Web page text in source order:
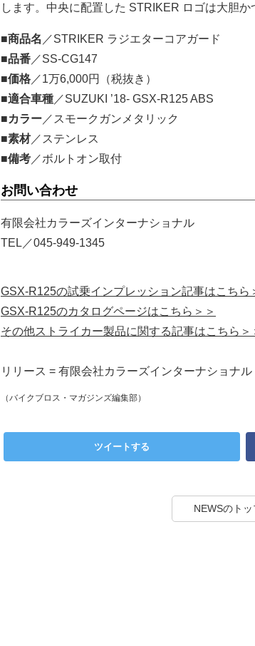
します。中央に配置した STRIKER ロゴは大胆か
■商品名 ／STRIKER ラジエターコアガード
■品番 ／SS-CG147
■価格 ／1万6,000円（税抜き）
■適合車種 ／SUZUKI ’18- GSX-R125 ABS
■カラー ／スモークガンメタリック
■素材／ステンレス
■備考 ／ボルトオン取付
お問い合わせ
有限会社カラーズインターナショナル
TEL／045-949-1345
GSX-R125の試乗インプレッション記事はこちら
GSX-R125のカタログページはこちら＞＞
その他ストライカー製品に関する記事はこちら＞
リリース = 有限会社カラーズインターナショナル
（バイクブロス・マガジンズ編集部）
ツイートする
NEWSのト